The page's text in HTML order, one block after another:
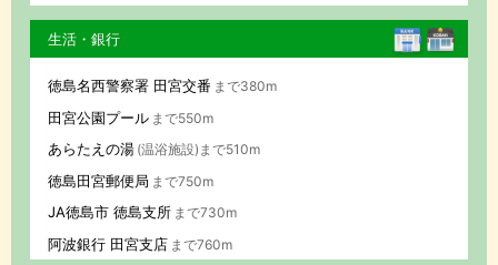
生活・銀行
徳島名西警察署 田宮交番 まで380m
田宮公園プール まで550m
あらたえの湯 (温浴施設)まで510m
徳島田宮郵便局 まで750m
JA徳島市 徳島支所 まで730m
阿波銀行 田宮支店 まで760m